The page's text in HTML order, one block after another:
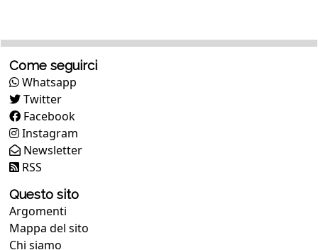
Come seguirci
Whatsapp
Twitter
Facebook
Instagram
Newsletter
RSS
Questo sito
Argomenti
Mappa del sito
Chi siamo